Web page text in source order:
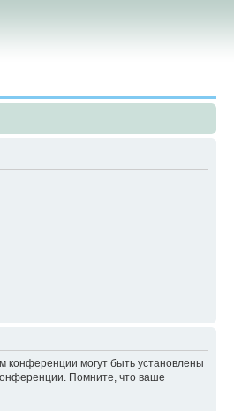
конференции могут быть установлены
Помните, что ваше